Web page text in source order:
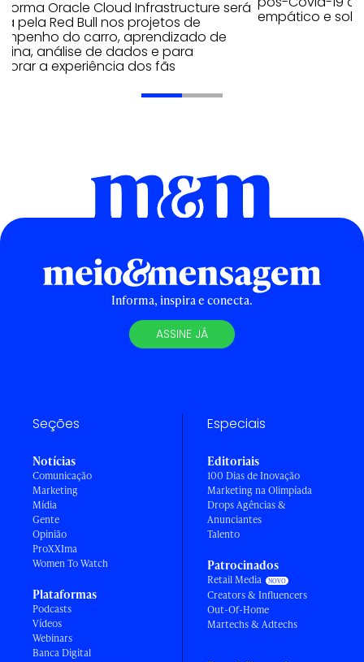
Oracle Cloud Infrastructure será
pela Red Bull nos projetos de
do carro, aprendizado de
análise de dados e para
a experiência dos fãs
empático e
Informa, inspira e conecta.
ASSINE JÁ
Seções
Notícias
Comunicação
Marketing
Mídia
Gente
Opinião
ProXXIma
Women To Watch
Plataformas
Podcasts
Vídeos
Webinars
Banca Digital
Especiais
Editoriais
100 Dias de Inovação
Marketing na Olimpíada
Drops Agências &
Anunciantes
Talento
Patrocinados
Retail Media
Creators & Influencers
Out-Of-Home
Martechs & Adtechs